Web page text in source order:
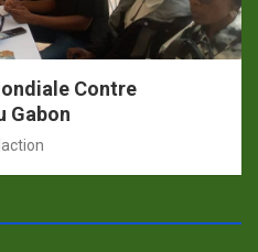
Contre
Gabon